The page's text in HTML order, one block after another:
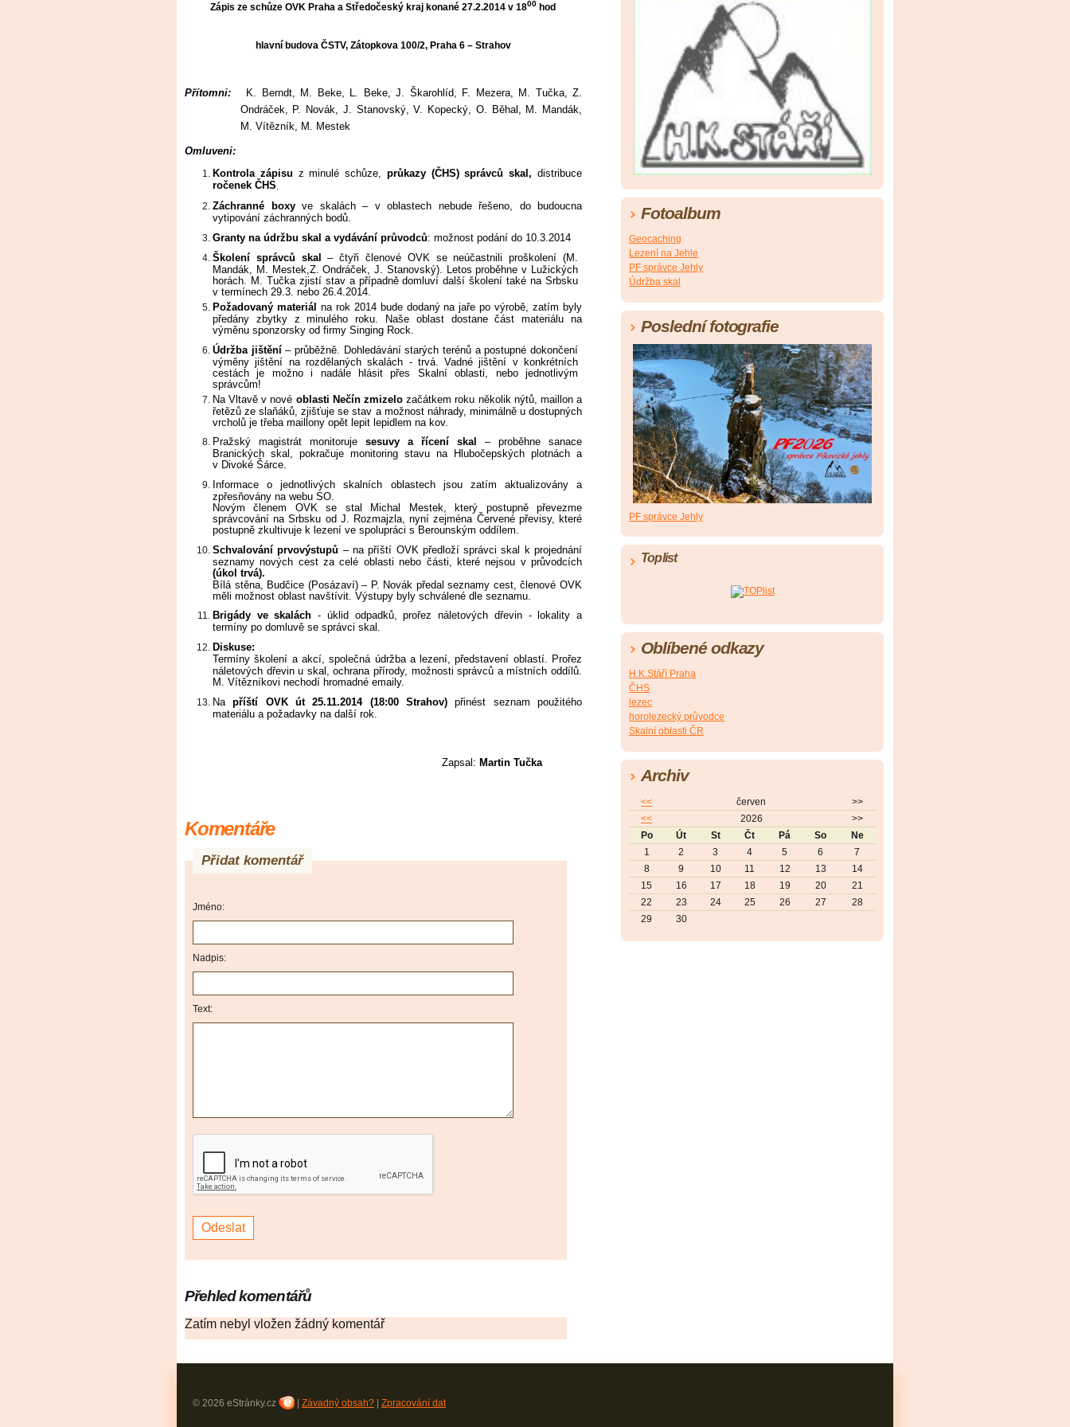
Zápis ze schůze OVK Praha a Středočeský kraj konané 27.2.2014 v 1800 hod
hlavní budova ČSTV, Zátopkova 100/2, Praha 6 – Strahov
Přítomni: K. Berndt, M. Beke, L. Beke, J. Škarohlíd, F. Mezera, M. Tučka, Z.
Ondráček, P. Novák, J. Stanovský, V. Kopecký, O. Běhal, M. Mandák,
M. Vítězník, M. Mestek
Omluveni:
Kontrola zápisu z minulé schůze, průkazy (ČHS) správců skal,distribuce
ročenek ČHS
Záchranné boxyve skalách – v oblastech nebude řešeno, do budoucna
vytipování záchranných bodů.
Granty na údržbu skal a vydávání průvodců: možnost podání do 10.3.2014
Školení správců skal
– čtyři členové OVK se neúčastnili proškolení (M.
Mandák, M. Mestek,Z. Ondráček, J. Stanovský). Letos proběhne v Lužických
horách. M. Tučka zjistí stav a případně domluví další školení také na Srbsku
v termínech 29.3. nebo 26.4.2014.
Požadovaný materiál na rok 2014 bude dodaný na jaře po výrobě, zatím byly
předány zbytky z minulého roku. Naše oblast dostane část materiálu na
výměnu sponzorsky od firmy Singing Rock.
Údržba jištění– průběžně. Dohledávání starých terénů a postupné dokončení
výměny jištění na rozdělaných skalách - trvá. Vadné jištění v konkrétních
cestách je možno i nadále hlásit přes Skalní oblasti, nebo jednotlivým
správcům!
Na Vltavě v nové oblasti Nečín zmizelo začátkem roku několik nýtů, maillon a
řetězů ze slaňáků, zjišťuje se stav a možnost náhrady, minimálně u dostupných
vrcholů je třeba maillony opět lepit lepidlem na kov.
Pražský magistrát monitoruje sesuvy a řícení skal – proběhne sanace
Branických skal, pokračuje monitoring stavu na Hlubočepských plotnách a
v Divoké Šárce.
Informace o jednotlivých skalních oblastech jsou zatím aktualizovány a
zpřesňovány na webu SO.
Novým členem OVK se stal Michal Mestek, který postupně převezme
správcování na Srbsku od J. Rozmajzla, nyní zejména Červené převisy, které
postupně zkultivuje k lezení ve spolupráci s Berounským oddílem.
Schvalování prvovýstupů – na příští OVK předloží správci skal k projednání
seznamy nových cest za celé oblasti nebo části, které nejsou v průvodcích
(úkol trvá).
Bílá stěna, Budčice (Posázaví) – P. Novák předal seznamy cest, členové OVK
měli možnost oblast navštívit. Výstupy byly schválené dle seznamu.
Brigády ve skalách - úklid odpadků, prořez náletových dřevin - lokality a
termíny po domluvě se správci skal.
Diskuse:
Termíny školení a akcí, společná údržba a lezení, představení oblastí. Prořez
náletových dřevin u skal, ochrana přírody, možnosti správců a místních oddílů.
M. Vítězníkovi nechodí hromadné emaily.
Napříští OVK út 25.11.2014 (18:00 Strahov) přinést seznam použitého
materiálu a požadavky na další rok.
Zapsal: Martin Tučka
Komentáře
Přidat komentář
Jméno:
Nadpis:
Text:
Přehled komentářů
Zatím nebyl vložen žádný komentář
Fotoalbum
Geocaching
Lezení na Jehle
PF správce Jehly
Údržba skal
Poslední fotografie
PF správce Jehly
Toplist
Oblíbené odkazy
H.K.Stáří Praha
ČHS
lezec
horolezecký průvodce
Skalní oblasti ČR
Archiv
<< červen
>>
<<
2026
>>
Po
Út St Čt Pá So
Ne
1
2 3 4 5 6
7
8
9 10 11 12 13
14
15
16 17 18 19 20
21
22
23 24 25 26 27
28
29
30
© 2026 eStránky.cz | Závadný obsah? | Zpracování dat